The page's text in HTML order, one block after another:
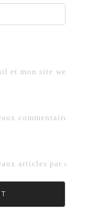
et mon site web dans le
commentaires par e-
articles par e-mail.